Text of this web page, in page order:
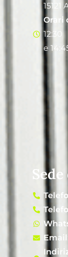
15121
Orari
12:30
e
Email